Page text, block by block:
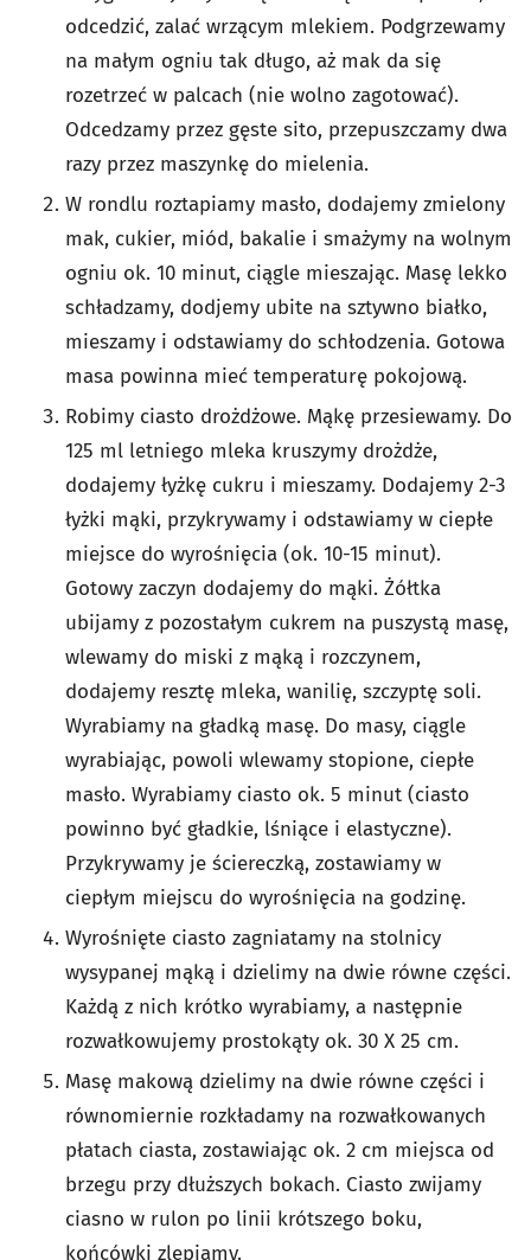
odcedzić, zalać wrzącym mlekiem. Podgrzewamy
na małym ogniu tak długo, aż mak da się
rozetrzeć w palcach (nie wolno zagotować).
Odcedzamy przez gęste sito, przepuszczamy dwa
razy przez maszynkę do mielenia.
W rondlu roztapiamy masło, dodajemy zmielony
mak, cukier, miód, bakalie i smażymy na wolnym
ogniu ok. 10 minut, ciągle mieszając. Masę lekko
schładzamy, dodjemy ubite na sztywno białko,
mieszamy i odstawiamy do schłodzenia. Gotowa
masa powinna mieć temperaturę pokojową.
Robimy ciasto drożdżowe. Mąkę przesiewamy. Do
125 ml letniego mleka kruszymy drożdże,
dodajemy łyżkę cukru i mieszamy. Dodajemy 2-3
łyżki mąki, przykrywamy i odstawiamy w ciepłe
miejsce do wyrośnięcia (ok. 10-15 minut).
Gotowy zaczyn dodajemy do mąki. Żółtka
ubijamy z pozostałym cukrem na puszystą masę,
wlewamy do miski z mąką i rozczynem,
dodajemy resztę mleka, wanilię, szczyptę soli.
Wyrabiamy na gładką masę. Do masy, ciągle
wyrabiając, powoli wlewamy stopione, ciepłe
masło. Wyrabiamy ciasto ok. 5 minut (ciasto
powinno być gładkie, lśniące i elastyczne).
Przykrywamy je ściereczką, zostawiamy w
ciepłym miejscu do wyrośnięcia na godzinę.
Wyrośnięte ciasto zagniatamy na stolnicy
wysypanej mąką i dzielimy na dwie równe części.
Każdą z nich krótko wyrabiamy, a następnie
rozwałkowujemy prostokąty ok. 30 X 25 cm.
Masę makową dzielimy na dwie równe części i
równomiernie rozkładamy na rozwałkowanych
płatach ciasta, zostawiając ok. 2 cm miejsca od
brzegu przy dłuższych bokach. Ciasto zwijamy
ciasno w rulon po linii krótszego boku,
końcówki zlepiamy.